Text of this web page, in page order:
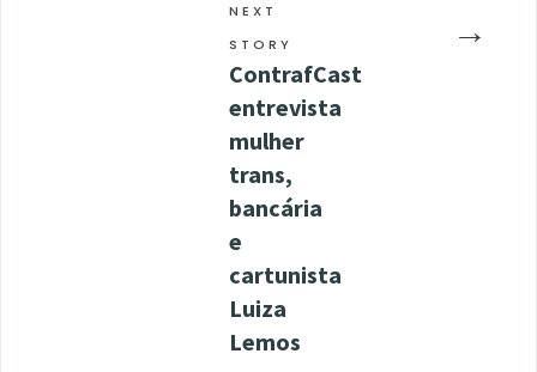
→
NEXT
STORY
ContrafCast
entrevista
mulher
trans,
bancária
e
cartunista
Luiza
Lemos